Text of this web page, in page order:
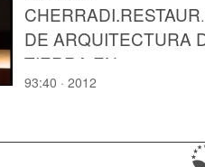
DE ARQUITECTURA
TIERRA EN
MARRUECOS.
93:40 · 2012